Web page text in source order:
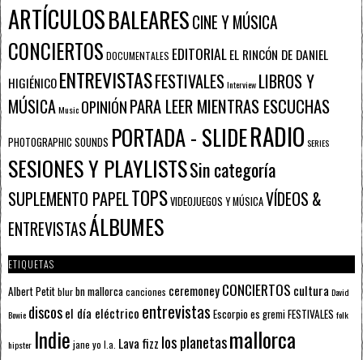
ARTÍCULOSBALEARESCINE Y MÚSICA
CONCIERTOS DOCUMENTALES EDITORIALEL RINCÓN DE DANIEL
HIGIÉNICOENTREVISTASFESTIVALESInterview LIBROS Y
MÚSICAMusic OPINIÓNPARA LEER MIENTRAS ESCUCHAS
PHOTOGRAPHIC SOUNDS PORTADA - SLIDERADIO SERIES
SESIONES Y PLAYLISTSSin categoría
SUPLEMENTO PAPELTOPSVIDEOJUEGOS Y MÚSICAVÍDEOS &
ENTREVISTASÁLBUMES
ETIQUETAS
Albert Petitblurbn mallorcacanciones ceremoneyCONCIERTOS cultura David
Bowie discosel día eléctrico entrevistas Escorpioes gremiFESTIVALES folk
hipster Indie jane yo l.a. Lava fizz los planetasmallorca